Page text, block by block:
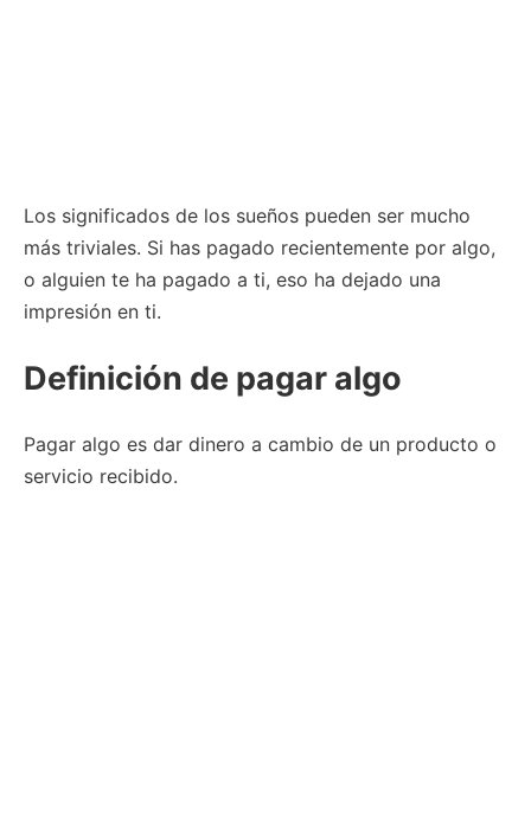
Los significados de los sueños pueden ser mucho
más triviales. Si has pagado recientemente por algo,
o alguien te ha pagado a ti, eso ha dejado una
impresión en ti.
Definición de pagar algo
Pagar algo es dar dinero a cambio de un producto o
servicio recibido.